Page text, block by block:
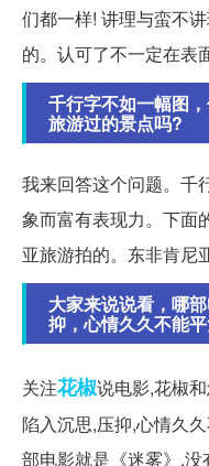
们都一样! 讲理与蛮不
的。认可了不一定在表
千行字不如一幅图
旅游过的景点吗?
我来回答这个问题。千
象而富有表现力。下面
亚旅游拍的。东非肯尼
大家来说说看，哪
抑，心情久久不能
关注花椒说电影,花椒
陷入沉思,压抑,心情久
部电影就是《迷雾》,没